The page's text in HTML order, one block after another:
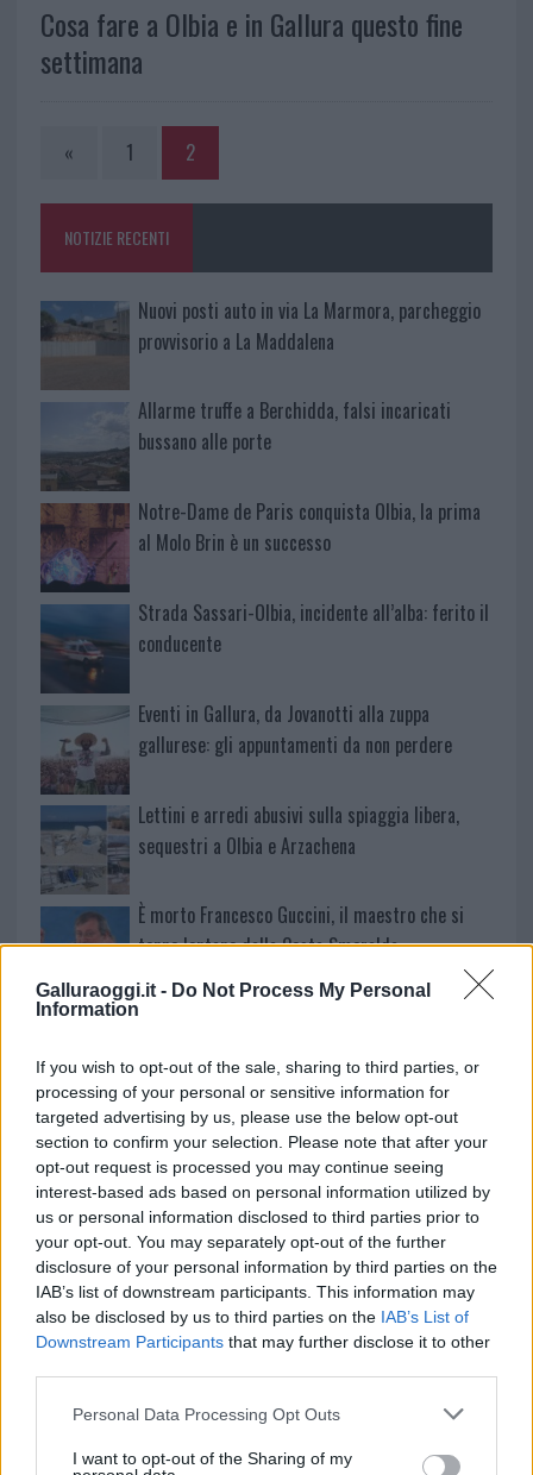
Galluraoggi.it - Do Not Process My Personal
Information
If you wish to opt-out of the sale, sharing to third parties, or
processing of your personal or sensitive information for
targeted advertising by us, please use the below opt-out
section to confirm your selection. Please note that after your
opt-out request is processed you may continue seeing
interest-based ads based on personal information utilized by
us or personal information disclosed to third parties prior to
your opt-out. You may separately opt-out of the further
disclosure of your personal information by third parties on the
IAB’s list of downstream participants. This information may
also be disclosed by us to third parties on the IAB’s List of
Downstream Participants that may further disclose it to other
Please note that this website/app uses one or more Google
not limited to your visit or usage behaviour. You may click to
Personal Data Processing Opt Outs
I want to opt-out of the Sharing of my
Cosa fare a Olbia e in Gallura questo fine
settimana
« 1 2
NOTIZIE RECENTI
Nuovi posti auto in via La Marmora, parcheggio
provvisorio a La Maddalena
Allarme truffe a Berchidda, falsi incaricati
bussano alle porte
Notre-Dame de Paris conquista Olbia, la prima
al Molo Brin è un successo
Strada Sassari-Olbia, incidente all’alba: ferito il
conducente
Eventi in Gallura, da Jovanotti alla zuppa
gallurese: gli appuntamenti da non perdere
Lettini e arredi abusivi sulla spiaggia libera,
sequestri a Olbia e Arzachena
È morto Francesco Guccini, il maestro che si
tenne lontano dalla Costa Smeralda
NECROLOGIE
Don Piero Scano
I nostri cari